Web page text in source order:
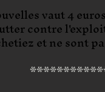
vaut 4
contre
et ne sont